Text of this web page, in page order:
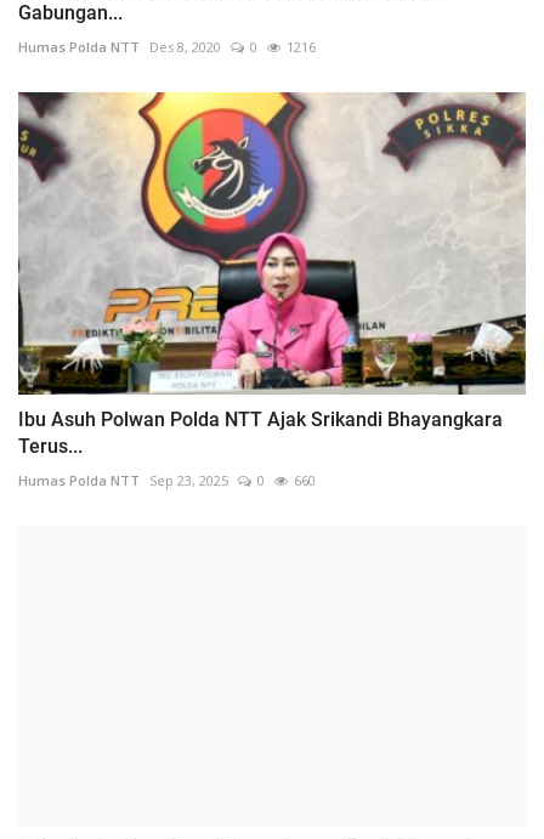
Gabungan...
Humas Polda NTT Des 8, 2020 0 1216
Ibu Asuh Polwan Polda NTT Ajak Srikandi Bhayangkara
Terus...
Humas Polda NTT Sep 23, 2025 0 660